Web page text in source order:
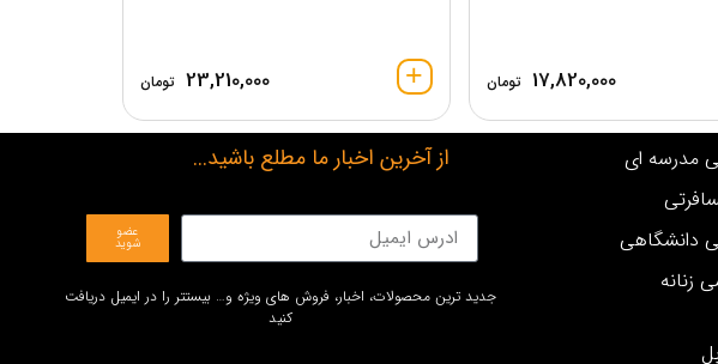
17,820,000 تومان 23,210,000 تومان
مدرسه ای
دانشگاهی
زنانه
از آخرین اخبار ما مطلع باشید...
عضو
شوید
جدید ترین محصولات، اخبار، فروش های ویژه و… بیستتر را در ایمیل دریافت
کنید